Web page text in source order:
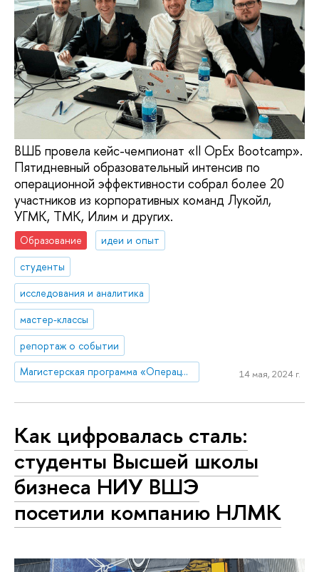
ВШБ провела кейс-чемпионат «II OpEx Bootcamp».
Пятидневный образовательный интенсив по
операционной эффективности собрал более 20
участников из корпоративных команд Лукойл,
УГМК, ТМК, Илим и других.
Образование
идеи и опыт
студенты
исследования и аналитика
мастер-классы
репортаж о событии
Магистерская программа «Операционная эффективность и производственные системы»
14 мая, 2024 г.
Как цифровалась сталь:
студенты Высшей школы
бизнеса НИУ ВШЭ
посетили компанию НЛМК